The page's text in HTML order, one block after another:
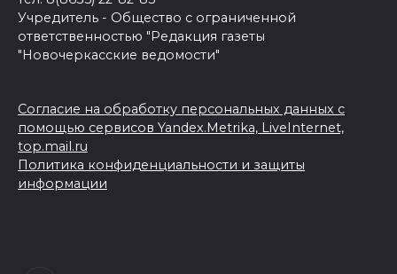
Учредитель - Общество с ограниченной
ответственностью "Редакция газеты
"Новочеркасские ведомости"
Согласие на обработку персональных данных с
помощью сервисов Yandex.Metrika, LiveInternet,
top.mail.ru
Политика конфиденциальности и защиты
информации